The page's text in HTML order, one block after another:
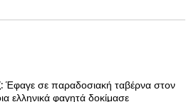
Έφαγε σε παραδοσιακή ταβέρνα στον
ελληνικά φαγητά δοκίμασε